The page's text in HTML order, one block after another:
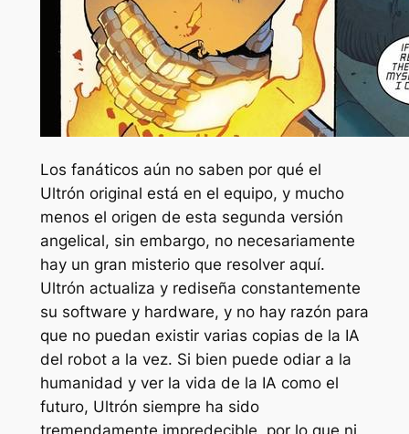
Los fanáticos aún no saben por qué el
Ultrón original está en el equipo, y mucho
menos el origen de esta segunda versión
angelical, sin embargo, no necesariamente
hay un gran misterio que resolver aquí.
Ultrón actualiza y rediseña constantemente
su software y hardware, y no hay razón para
que no puedan existir varias copias de la IA
del robot a la vez. Si bien puede odiar a la
humanidad y ver la vida de la IA como el
futuro, Ultrón siempre ha sido